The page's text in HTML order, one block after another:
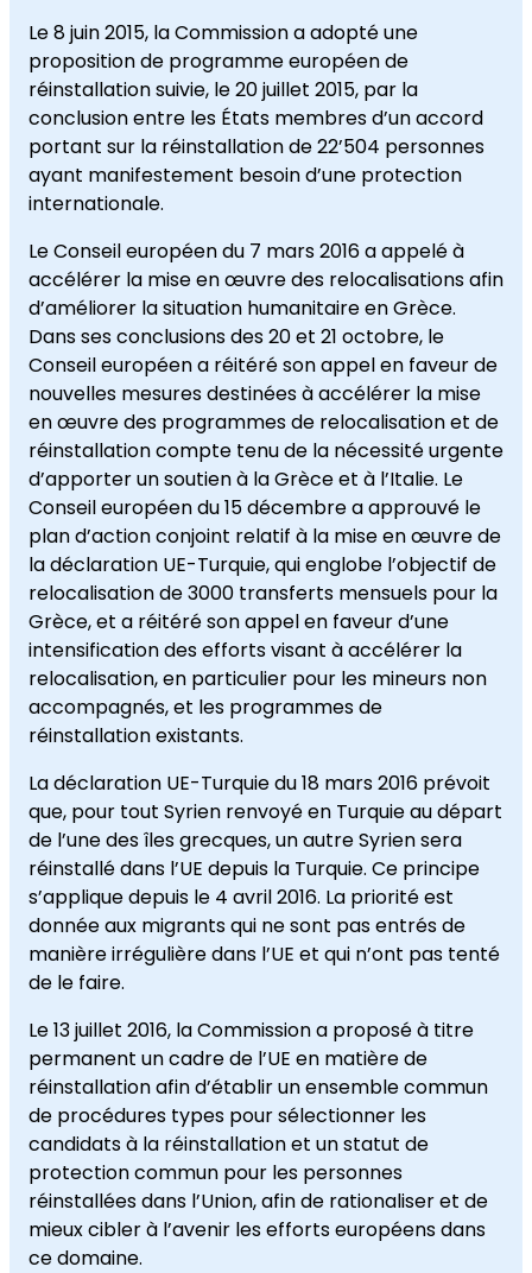
Le 8 juin 2015, la Commission a adopté une
proposition de programme européen de
réinstallation suivie, le 20 juillet 2015, par la
conclusion entre les États membres d’un accord
portant sur la réinstallation de 22’504 personnes
ayant manifestement besoin d’une protection
internationale.
Le Conseil européen du 7 mars 2016 a appelé à
accélérer la mise en œuvre des relocalisations afin
d’améliorer la situation humanitaire en Grèce.
Dans ses conclusions des 20 et 21 octobre, le
Conseil européen a réitéré son appel en faveur de
nouvelles mesures destinées à accélérer la mise
en œuvre des programmes de relocalisation et de
réinstallation compte tenu de la nécessité urgente
d’apporter un soutien à la Grèce et à l’Italie. Le
Conseil européen du 15 décembre a approuvé le
plan d’action conjoint relatif à la mise en œuvre de
la déclaration UE-Turquie, qui englobe l’objectif de
relocalisation de 3000 transferts mensuels pour la
Grèce, et a réitéré son appel en faveur d’une
intensification des efforts visant à accélérer la
relocalisation, en particulier pour les mineurs non
accompagnés, et les programmes de
réinstallation existants.
La déclaration UE-Turquie du 18 mars 2016 prévoit
que, pour tout Syrien renvoyé en Turquie au départ
de l’une des îles grecques, un autre Syrien sera
réinstallé dans l’UE depuis la Turquie. Ce principe
s’applique depuis le 4 avril 2016. La priorité est
donnée aux migrants qui ne sont pas entrés de
manière irrégulière dans l’UE et qui n’ont pas tenté
de le faire.
Le 13 juillet 2016, la Commission a proposé à titre
permanent un cadre de l’UE en matière de
réinstallation afin d’établir un ensemble commun
de procédures types pour sélectionner les
candidats à la réinstallation et un statut de
protection commun pour les personnes
réinstallées dans l’Union, afin de rationaliser et de
mieux cibler à l’avenir les efforts européens dans
ce domaine.